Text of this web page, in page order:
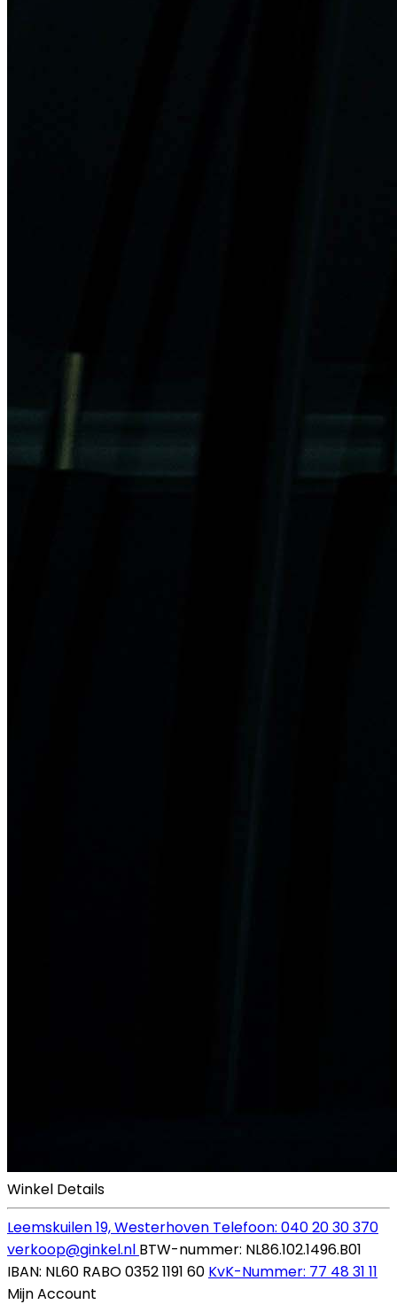
Winkel Details
Leemskuilen 19, Westerhoven Telefoon: 040 20 30 370
verkoop@ginkel.nl BTW-nummer: NL86.102.1496.B01
IBAN: NL60 RABO 0352 1191 60 KvK-Nummer: 77 48 31 11
Mijn Account